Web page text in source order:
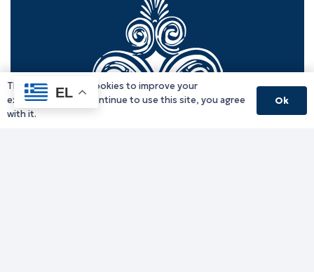
EL
This website uses cookies to improve your
experience. If you continue to use this site, you agree
with it.
Ok